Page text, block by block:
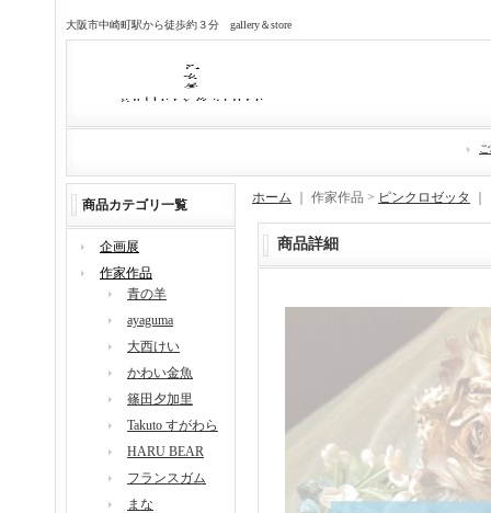
大阪市中崎町駅から徒歩約３分 gallery＆store
商品カテゴリ一覧
企画展
作家作品
青の羊
ayaguma
大西けい
かわい金魚
篠田夕加里
Takuto すがわら
HARU BEAR
フランスガム
まな
ホーム ｜ 作家作品 > ピンクロゼッタ
商品詳細